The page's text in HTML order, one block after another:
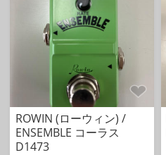
ROWIN (ローウィン) /
ENSEMBLE コーラス
D1473